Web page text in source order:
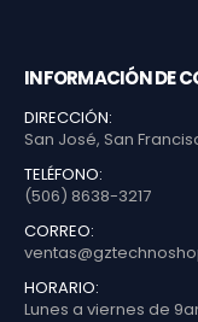
INFORMACIÓN DE
DIRECCIÓN:
San José, San
TELÉFONO:
(506) 8638-3217
CORREO:
HORARIO:
Lunes a viernes de